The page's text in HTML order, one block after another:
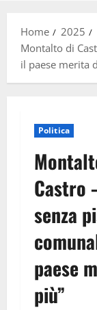
Home
2025
Montalto di
il paese merita
Politica
Castro
senza
paese
più”